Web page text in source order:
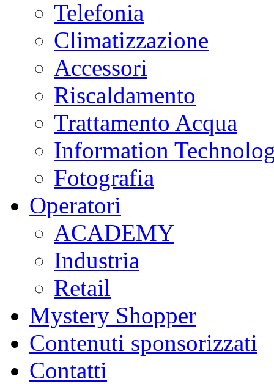
Telefonia
Climatizzazione
Accessori
Riscaldamento
Trattamento Acqua
Information
Fotografia
Operatori
ACADEMY
Industria
Retail
Mystery Shopper
Contenuti sponsorizzati
Contatti